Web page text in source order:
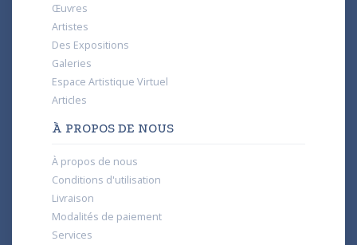
Œuvres
Artistes
Des Expositions
Galeries
Espace Artistique Virtuel
Articles
À PROPOS DE NOUS
À propos de nous
Conditions d'utilisation
Livraison
Modalités de paiement
Services